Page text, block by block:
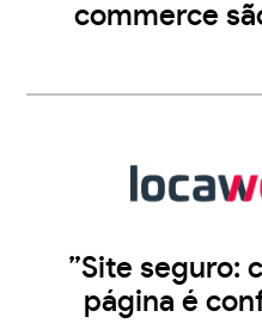
commerce
”Site seguro:
página é